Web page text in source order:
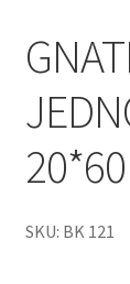
Polityka
SKU: BK 121